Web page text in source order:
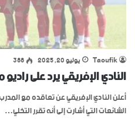
Taoufik يوليو 20, 2025 388
النادي الإفريقي يرد على
أعلن النادي الإفريقي عن تعاقده مع
الشائعات التي أشارت إلى أنه تقرر التخلي…